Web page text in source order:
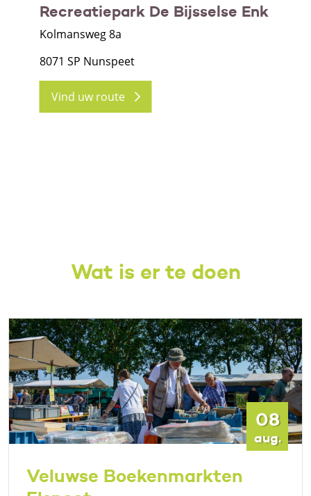
Recreatiepark De Bijsselse Enk
Kolmansweg 8a
8071 SP Nunspeet
Vind uw route
Wat is er te doen
08
aug.
Veluwse Boekenmarkten